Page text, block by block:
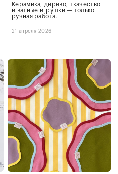
Керамика, дерево, ткачество
и ватные игрушки — только
ручная работа.
21 апреля 2026